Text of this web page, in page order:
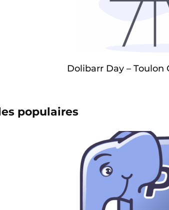
Dolibarr Day – Toulon
populaires